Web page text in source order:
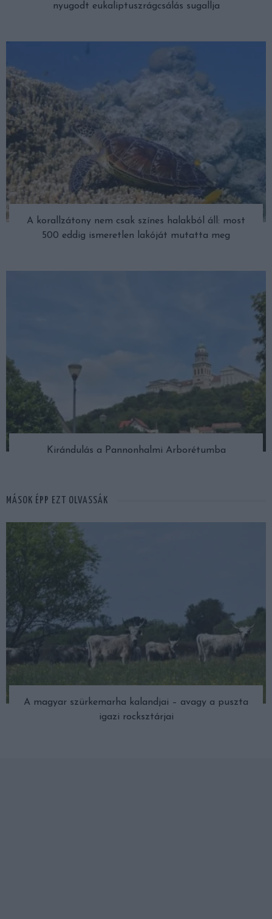
nyugodt eukaliptuszrágcsálás sugallja
A korallzátony nem csak színes halakból áll: most
500 eddig ismeretlen lakóját mutatta meg
Kirándulás a Pannonhalmi Arborétumba
MÁSOK ÉPP EZT OLVASSÁK
A magyar szürkemarha kalandjai – avagy a puszta
igazi rocksztárjai